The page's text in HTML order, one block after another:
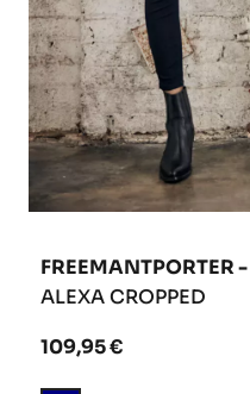
FREEMANTPORTER -
ALEXA CROPPED
109,95 €